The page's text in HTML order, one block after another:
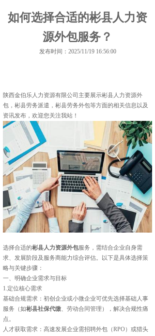
如何选择合适的彬县人力资
源外包服务？
发布时间：2025/11/19 16:56:00
陕西金伯乐人力资源有限公司主要展示彬县人力资源外
包 ，彬县劳务派遣，彬县劳务外包等方面的相关信息以及
资讯发布，欢迎您关注我站！
选择合适的彬县人力资源外包服务，需结合企业自身需
求、发展阶段及服务商能力综合评估。以下是具体选择策
略与关键步骤：
一、明确企业需求与目标‌
‌1.定位核心需求‌
‌基础合规需求‌：初创企业或小微企业可优先选择‌基础人事
服务‌（如彬县社保代缴、劳动合同管理），解决合规性痛
点。
‌人才获取需求‌：高速发展企业需‌招聘外包（RPO）‌或‌猎头